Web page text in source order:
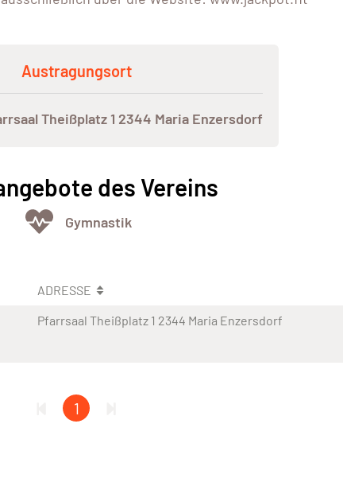
Austragungsort
Theißplatz 1 2344 Maria Enzersdorf
des Vereins
Gymnastik
ADRESSE
Pfarrsaal Theißplatz 1 2344 Maria Enzersdorf
1